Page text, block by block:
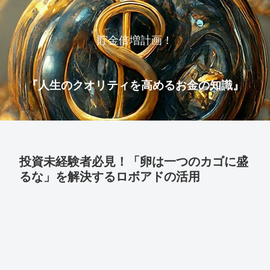
貯金倍増計画！
『人生のクオリティを高めるお金の知識』
投資未経験者必見！「卵は一つのカゴに盛
るな」を解決するロボアドの活用